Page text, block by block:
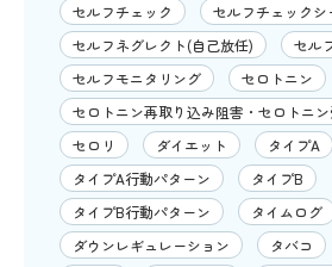
セルフチェック
セルフチェックシ
セルフネグレクト(自己放任)
セル
セルフモニタリング
セロトニン
セロトニン再取り込み阻害・セロトニ
セロリ
ダイエット
タイプA
タイプA行動パターン
タイプB
タイプB行動パターン
タイムログ
ダウンレギュレーション
タバコ